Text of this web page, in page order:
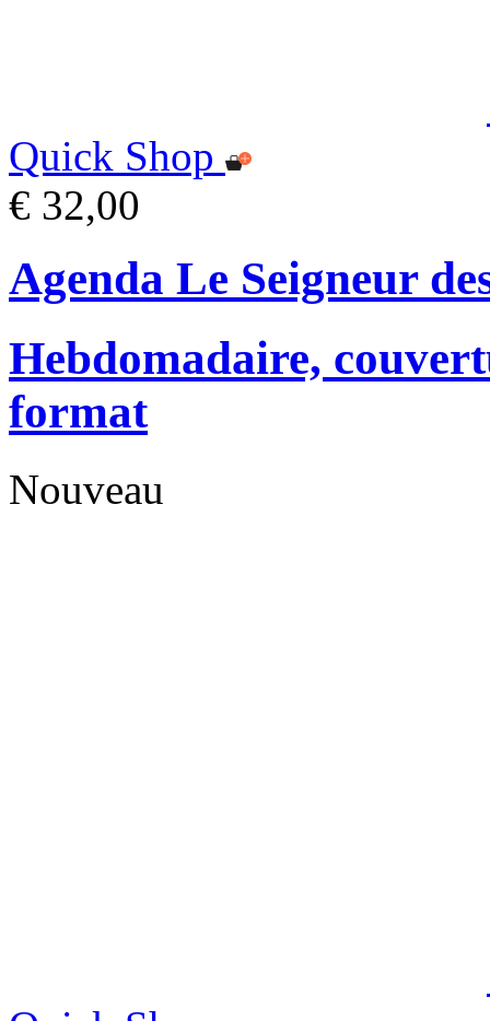
Quick Shop
€ 32,00
Agenda Le Seigneur
Hebdomadaire,
format
Nouveau